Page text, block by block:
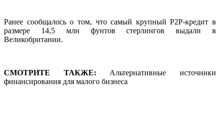
Ранее сообщалось о том, что самый крупный P2P-кредит в
размере 14,5 млн фунтов стерлингов выдали в
Великобритании.
СМОТРИТЕ ТАКЖЕ: Альтернативные источники
финансирования для малого бизнеса